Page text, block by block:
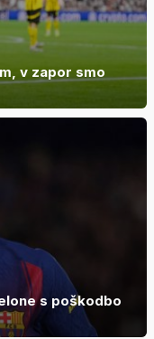
v zapor smo
s poškodbo